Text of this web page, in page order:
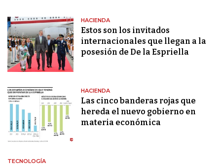
HACIENDA
Estos son los invitados
internacionales que llegan a la
posesión de De la Espriella
HACIENDA
Las cinco banderas rojas que
hereda el nuevo gobierno en
materia económica
TECNOLOGÍA